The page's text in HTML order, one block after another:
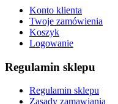
Konto klienta
Twoje zamówienia
Koszyk
Logowanie
Regulamin sklepu
Regulamin sklepu
Zasady zamawiania